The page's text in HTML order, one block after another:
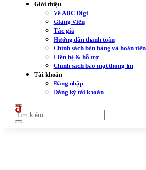
Giới thiệu
Về ABC Digi
Giảng Viên
Tác giả
Hướng dẫn thanh toán
Chính sách bán hàng và hoàn tiền
Liên hệ & hỗ trợ
Chính sách bảo mật thông tin
Tài khoản
Đăng nhập
Đăng ký tài khoản